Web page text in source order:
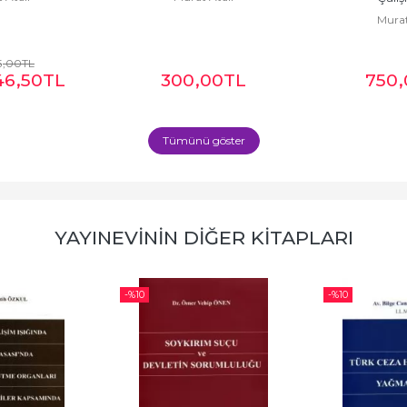
,00TL
,50TL 300,00TL 750
Tümünü göster
YAYINEVININ DIĞER KITAPLARI
-%10 -%10